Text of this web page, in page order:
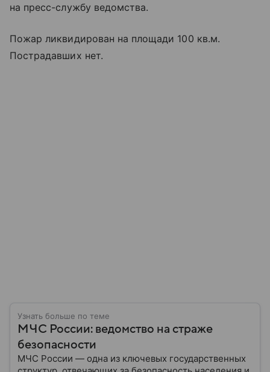
на пресс-службу ведомства.
Пожар ликвидирован на площади 100 кв.м.
Пострадавших нет.
Узнать больше по теме
МЧС России: ведомство на страже
безопасности
МЧС России — одна из ключевых государственных